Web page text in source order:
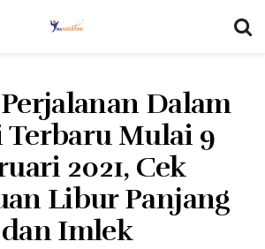
Dalam
Terbaru Mulai 9
2021, Cek
Libur Panjang
dan Imlek